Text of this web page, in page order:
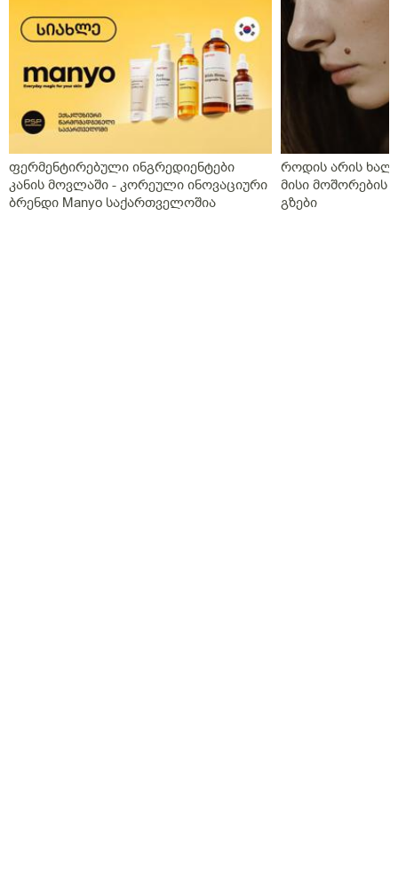
ფერმენტირებული ინგრედიენტები
კანის მოვლაში - კორეული ინოვაციური
ბრენდი Manyo საქართველოშია
როდის არის
მისი მოშორების
გზები